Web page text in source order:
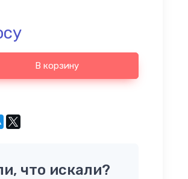
В корзину
что искали?